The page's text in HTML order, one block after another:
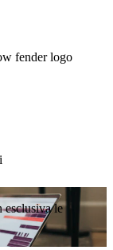
fender logo
esclusiva le